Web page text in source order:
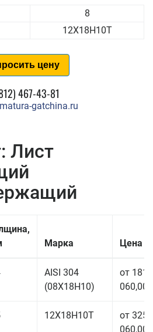
8
12Х18Н10Т
цену
467-43-81
gatchina.ru
Лист
Марка Цена
AISI 304
(08Х18Н10)
от 181
060,00
12Х18Н10Т
от 325
060,00